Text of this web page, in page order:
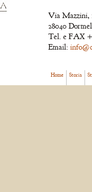
Via Mazzini,
28040
Tel. e FAX
Email:
Home Storia